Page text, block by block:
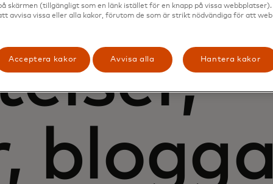
skärmen (tillgängligt som en länk istället för en knapp på vissa
avvisa vissa eller alla kakor, förutom de som är strikt nödvändiga för att
Acceptera kakor Avvisa alla Hantera kakor